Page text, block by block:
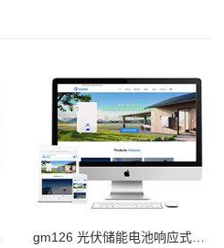
gm126 光伏储能电池响应式外贸网站